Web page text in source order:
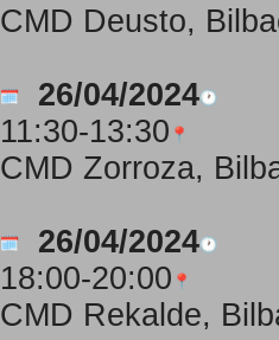
CMD Deusto,
26/04/2024
11:30-13:30
CMD Zorroza,
26/04/2024
18:00-20:00
CMD Rekalde,